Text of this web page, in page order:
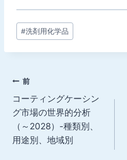
投
稿
タ
#洗剤用化学品
投
稿
ナ
ビ
前
コーティングケーシン
グ市場の世界的分析
（～2028）-種類別、
用途別、地域別